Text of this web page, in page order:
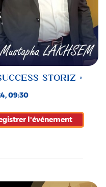
STORIZ »
09:30
l'événement